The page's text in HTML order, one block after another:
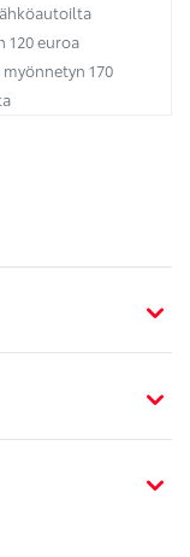
120 euroa
170